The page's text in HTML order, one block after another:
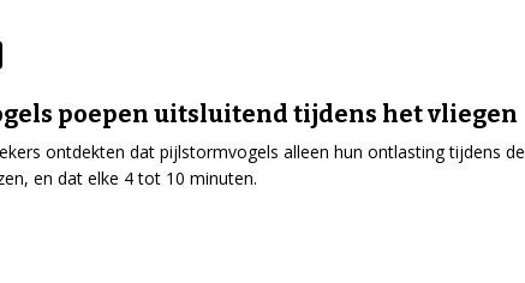
poepen uitsluitend tijdens het vliegen
ontdekten dat pijlstormvogels alleen hun ontlasting tijdens de
en dat elke 4 tot 10 minuten.